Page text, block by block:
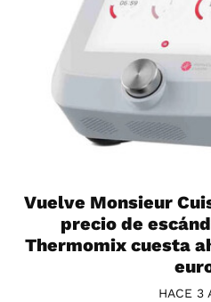
Vuelve Monsieur
precio de
Thermomix cuesta
HACE 3